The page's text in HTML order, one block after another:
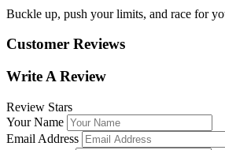
Buckle up, push your limits, and race for
Customer Reviews
Write A Review
Review Stars
Your Name
Email Address